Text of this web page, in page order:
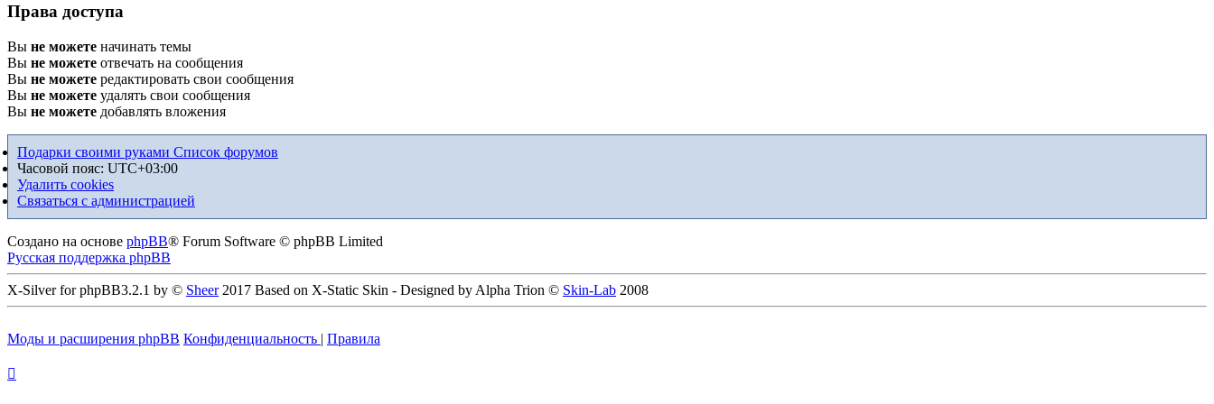
Права доступа
Вы не можете начинать темы
Вы не можете отвечать на сообщения
Вы не можете редактировать свои сообщения
Вы не можете удалять свои сообщения
Вы не можете добавлять вложения
Подарки своими руками Список форумов
Часовой пояс: UTC+03:00
Удалить cookies
Связаться с администрацией
Создано на основе phpBB® Forum Software © phpBB Limited
Русская поддержка phpBB
X-Silver for phpBB3.2.1 by © Sheer2017 Based on X-Static Skin - Designed by Alpha Trion © Skin-Lab 2008
Моды и расширения phpBB Конфиденциальность | Правила